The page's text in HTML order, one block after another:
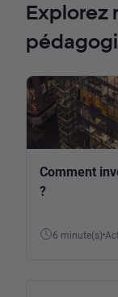
Explorez
Comment
?
6 minute(s)